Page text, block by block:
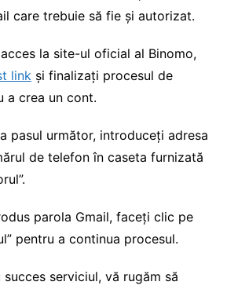
care trebuie să fie și autorizat.
la site-ul oficial al Binomo,
link și finalizați procesul de
a crea un cont.
pasul următor, introduceți adresa
de telefon în caseta furnizată
parola Gmail, faceți clic pe
pentru a continua procesul.
serviciul, vă rugăm să